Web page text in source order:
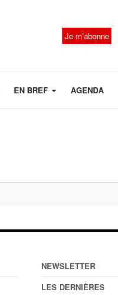
Je m’abonne
EN BREF AGENDA
NEWSLETTER
LES DERNIÈRES